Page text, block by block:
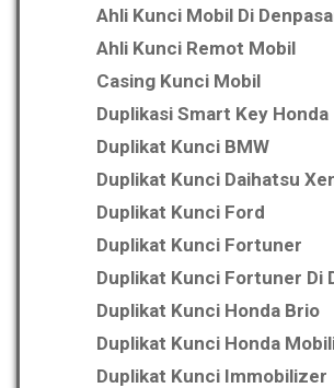
Ahli Kunci Mobil Di
Ahli Kunci Remot Mobil
Casing Kunci Mobil
Duplikasi Smart Key Honda
Duplikat Kunci BMW
Duplikat Kunci Daihatsu
Duplikat Kunci Ford
Duplikat Kunci Fortuner
Duplikat Kunci Fortuner Di
Duplikat Kunci Honda Brio
Duplikat Kunci Honda
Duplikat Kunci Immobilizer